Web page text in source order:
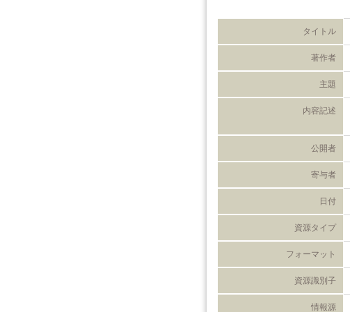
タイトル
著作者
主題
内容記述
公開者
寄与者
日付
資源タイプ
フォーマット
資源識別子
情報源